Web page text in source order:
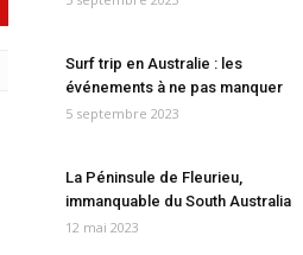
Surf trip en Australie : les
événements à ne pas manquer
5 septembre 2023
La Péninsule de Fleurieu,
immanquable du South Australia
12 mai 2023